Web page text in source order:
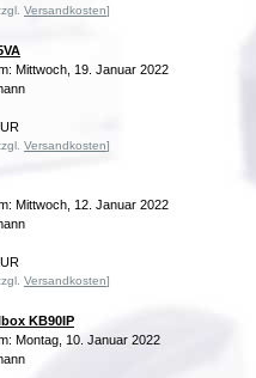
Versandkosten]
Mittwoch, 19. Januar 2022
Versandkosten]
Mittwoch, 12. Januar 2022
Versandkosten]
KB90IP
Montag, 10. Januar 2022